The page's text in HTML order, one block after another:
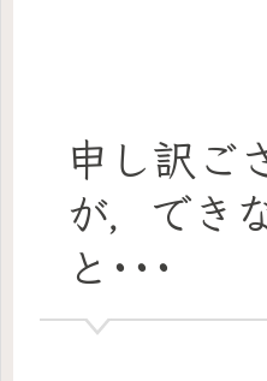
申し訳ご
が，でき
と･･･